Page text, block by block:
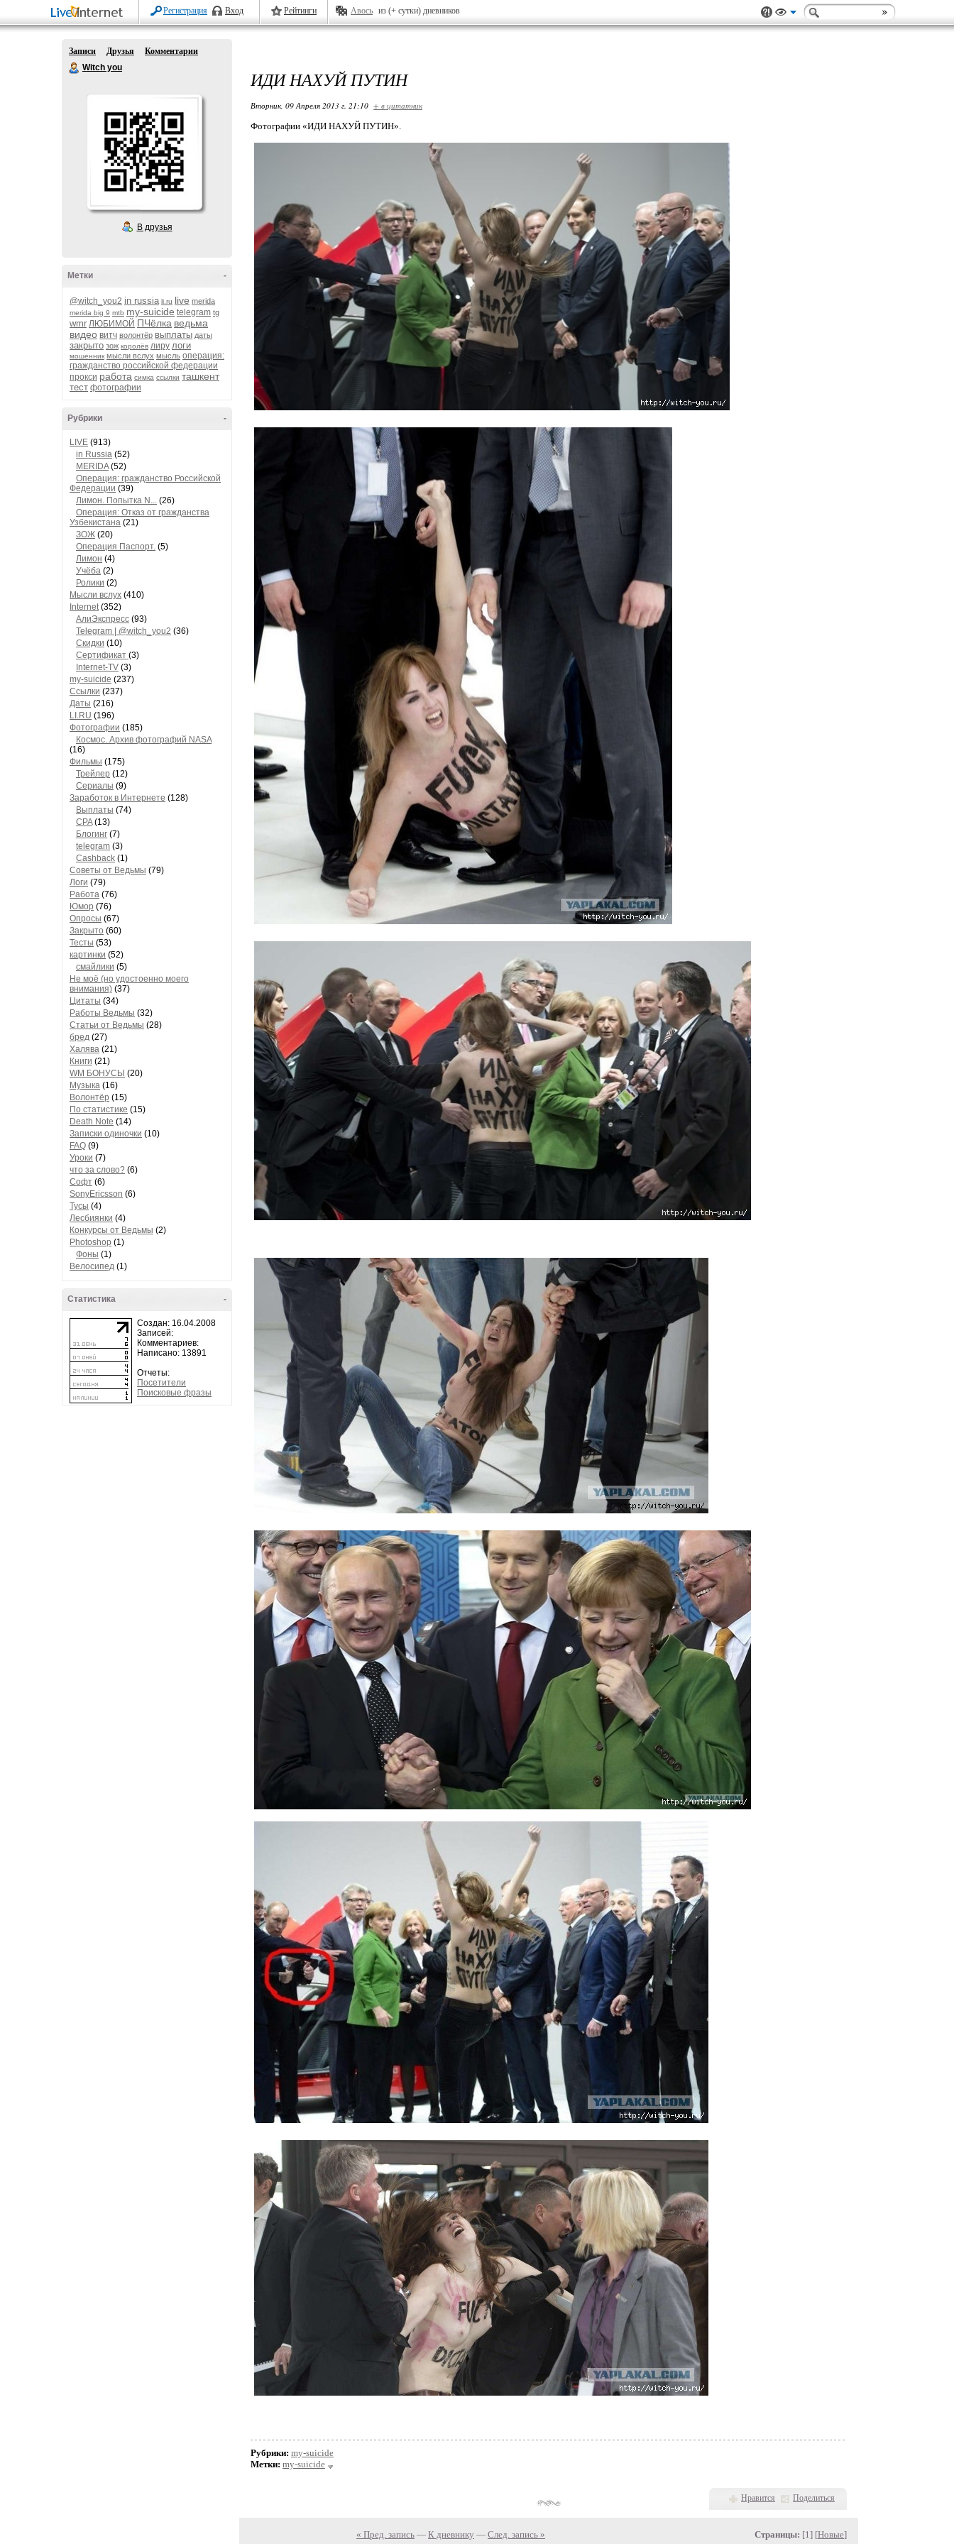
Регистрация Вход Рейтинги Авось из (+ сутки) дневников
Записи Друзья
Комментарии
Witch you
В друзья
-
Метки
@witch_you2 in russia li.ru live merida
merida big 9 mtb my-suicide telegram tg
wmr ЛЮБИМОЙ ПЧёлка ведьма
видео витч волонтёр выплаты даты
закрыто зож королёв лиру логи
мошенник мысли вслух мысль операция:
гражданство российской федерации
прокси работа симка ссылки ташкент
тест фотографии
-
Рубрики
LIVE (913)
in Russia (52)
MERIDA(52)
Операция: гражданство Российской
Федерации (39)
Лимон. Попытка N... (26)
Операция: Отказ от гражданства
Узбекистана (21)
ЗОЖ (20)
Операция Паспорт. (5)
Лимон (4)
Учёба (2)
Ролики (2)
Мысли вслух (410)
Internet(352)
АлиЭкспресс (93)
Telegram | @witch_you2 (36)
Скидки (10)
Сертификат (3)
Internet-TV (3)
my-suicide (237)
Ссылки (237)
Даты (216)
LI.RU (196)
Фотографии (185)
Космос. Архив фотографий NASA
(16)
Фильмы (175)
Трейлер (12)
Сериалы (9)
Заработок в Интернете (128)
Выплаты (74)
CPA(13)
Блогинг (7)
telegram (3)
Cashback (1)
Советы от Ведьмы (79)
Логи (79)
Работа (76)
Юмор (76)
Опросы (67)
Закрыто (60)
Тесты (53)
картинки (52)
смайлики (5)
Не моё (но удостоенно моего
внимания) (37)
Цитаты (34)
Работы Ведьмы (32)
Статьи от Ведьмы (28)
бред (27)
Халява (21)
Книги (21)
WM БОНУСЫ (20)
Музыка (16)
Волонтёр (15)
По статистике (15)
Death Note (14)
Записки одиночки (10)
FAQ (9)
Уроки (7)
что за слово? (6)
Софт (6)
SonyEricsson (6)
Тусы (4)
Лесбиянки (4)
Конкурсы от Ведьмы (2)
Photoshop (1)
Фоны (1)
Велосипед (1)
-
Статистика
Создан: 16.04.2008
Записей:
Комментариев:
Написано: 13891
Отчеты:
Посетители
Поисковые фразы
ИДИ НАХУЙ ПУТИН
Вторник, 09 Апреля 2013 г. 21:10 + в цитатник
Фотографии «ИДИ НАХУЙ ПУТИН».
Рубрики: my-suicide
Метки: my-suicide
Нравится Поделиться
« Пред. запись — К дневнику — След. запись » Страницы: [1] [Новые]